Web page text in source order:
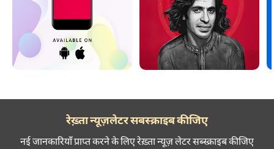
रेख़्ता न्यूज़लेटर सबस्क्राइब कीजिए
नई जानकारियाँ प्राप्त करने के लिए रेख़्ता न्यूज़ लेटर सब्स्क्राइब कीजिए